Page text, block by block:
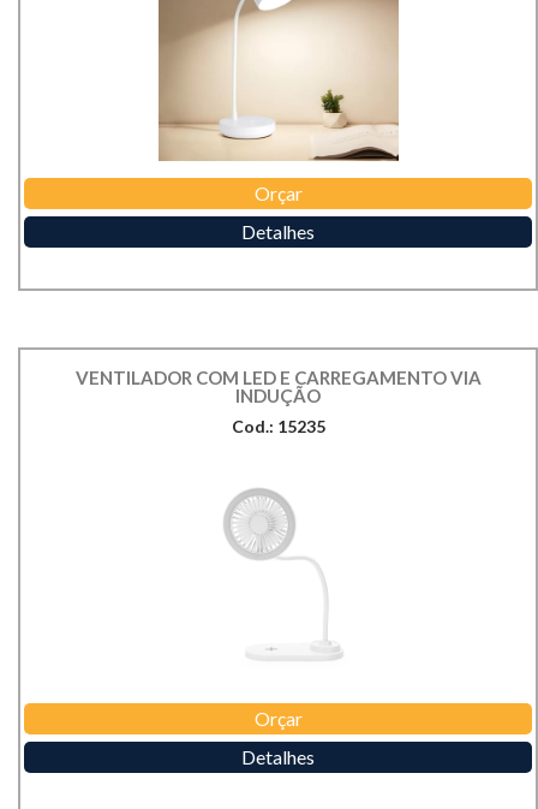
Orçar
Detalhes
VENTILADOR COM LED E CARREGAMENTO VIA
INDUÇÃO
Cod.: 15235
Orçar
Detalhes